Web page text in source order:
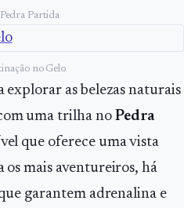
Partida
no Gelo
explorar as belezas naturais
uma trilha no Pedra
que oferece uma vista
os mais aventureiros, há
garantem adrenalina e